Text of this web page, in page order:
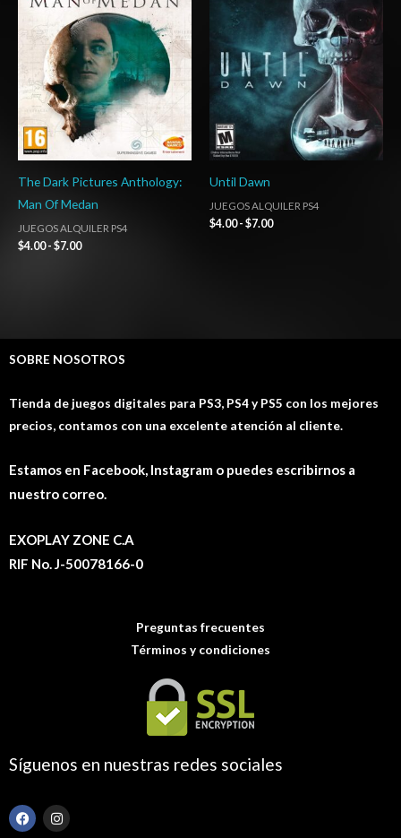
The Dark Pictures Anthology:
Man Of Medan
JUEGOS ALQUILER PS4
$4.00 - $7.00
desde
$4.00
hasta
$7.00
Until Dawn
JUEGOS ALQUILER PS4
$4.00 - $7.00
desde
$4.00
hasta
$7.00
SOBRE NOSOTROS
Tienda de juegos digitales para PS3, PS4 y PS5 con los mejores
precios, contamos con una excelente atención al cliente.
Estamos en Facebook, Instagram o puedes escribirnos a
nuestro correo.
EXOPLAY ZONE C.A
RIF No. J-50078166-0
Preguntas frecuentes
Términos y condiciones
Síguenos en nuestras redes sociales
F
a
I
n